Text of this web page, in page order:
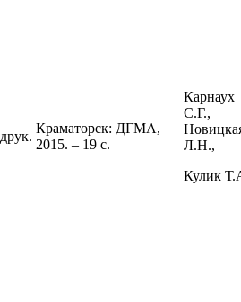
друк.
Краматорск: ДГМА,
2015. – 19 с.
Карнаух
С.Г.,
Л.Н.,
Кулик